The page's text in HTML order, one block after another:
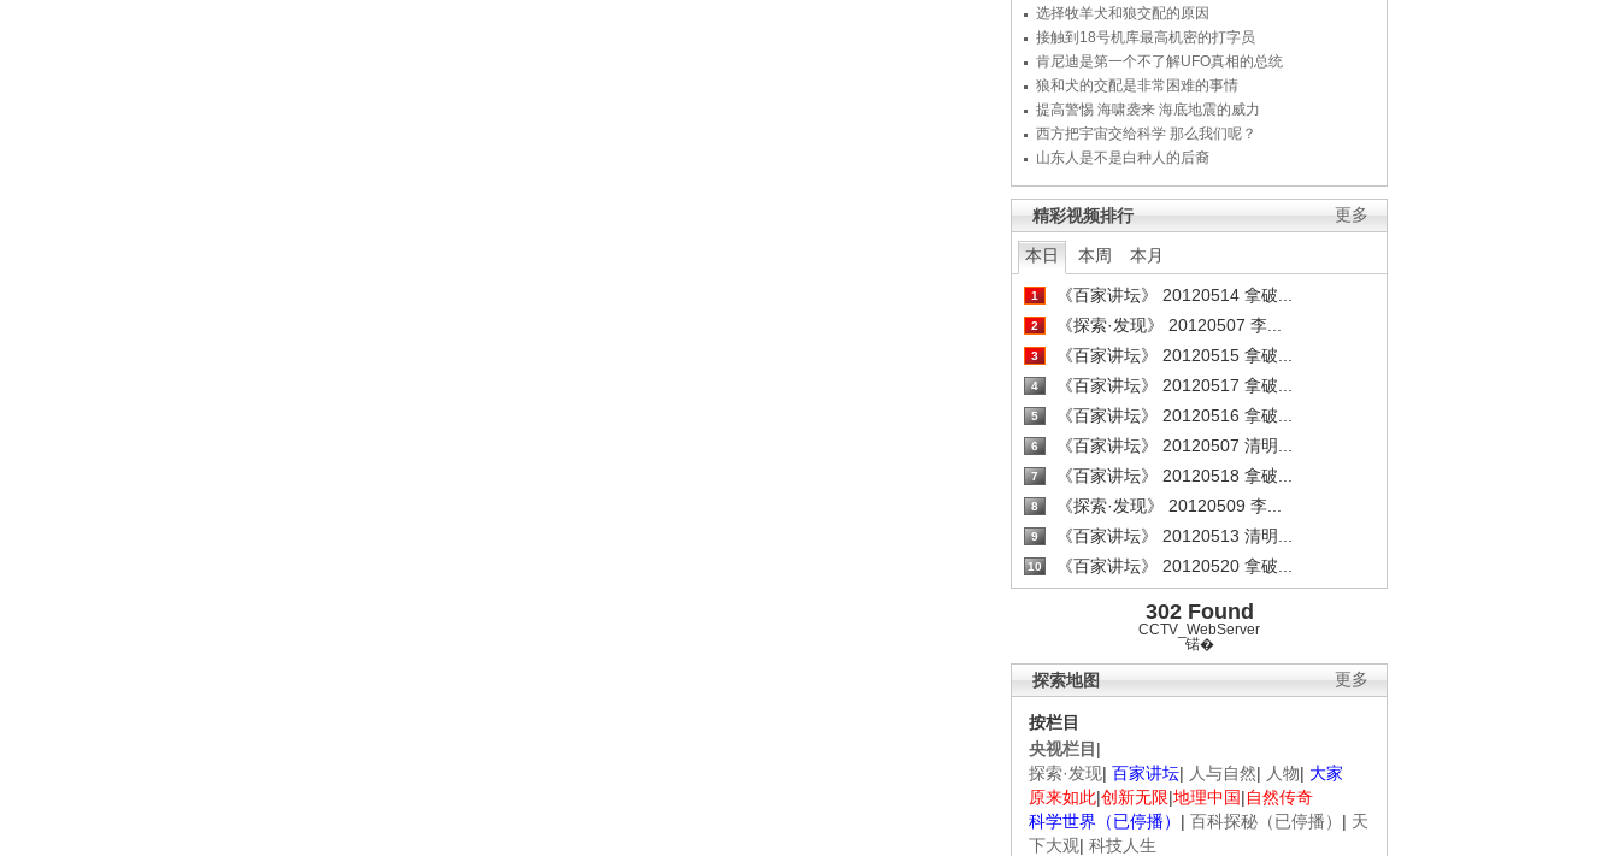
选择牧羊犬和狼交配的原因
接触到18号机库最高机密的打字员
肯尼迪是第一个不了解UFO真相的总统
狼和犬的交配是非常困难的事情
提高警惕 海啸袭来 海底地震的威力
西方把宇宙交给科学 那么我们呢？
山东人是不是白种人的后裔
更多
精彩视频排行
本日 本周 本月
1 《百家讲坛》 20120514 拿破...
2 《探索·发现》 20120507 李...
3 《百家讲坛》 20120515 拿破...
4 《百家讲坛》 20120517 拿破...
5 《百家讲坛》 20120516 拿破...
6 《百家讲坛》 20120507 清明...
7 《百家讲坛》 20120518 拿破...
8 《探索·发现》 20120509 李...
9 《百家讲坛》 20120513 清明...
10 《百家讲坛》 20120520 拿破...
302 Found
CCTV_WebServer
锘�
更多
探索地图
按栏目
央视栏目 |
探索·发现| 百家讲坛| 人与自然| 人物| 大家
原来如此|创新无限|地理中国|自然传奇
科学世界（已停播） | 百科探秘（已停播） | 天
下大观| 科技人生